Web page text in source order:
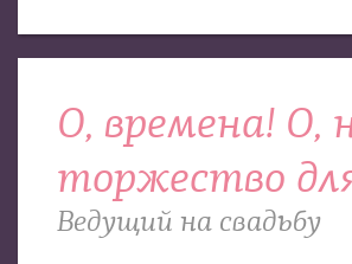
О, времена! О,
торжество
Ведущий на свадьбу